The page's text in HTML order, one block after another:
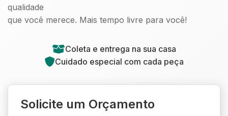
qualidade
que você merece. Mais tempo livre para você!
Coleta e entrega na sua casa
Cuidado especial com cada peça
Solicite um Orçamento